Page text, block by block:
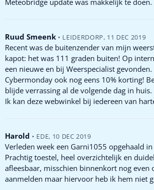
Ruud Smeenk • LEIDERDORP, 11 DEC 2019
Recent was de buitenzender van mijn
kapot: het was 111 graden buiten! Op
een nieuwe en bij Weerspecialist gevonden.
Cybermonday ook nog eens 10% korting!
blijde verrassing al de volgende dag in huis.
Ik kan deze webwinkel bij iedereen van
Harold • EDE, 10 DEC 2019
Verleden week een Garni1055 opgehaald
Prachtig toestel, heel overzichtelijk en
afleesbaar, misschien binnenkort nog even
aanmelden maar hiervoor heb ik hem niet